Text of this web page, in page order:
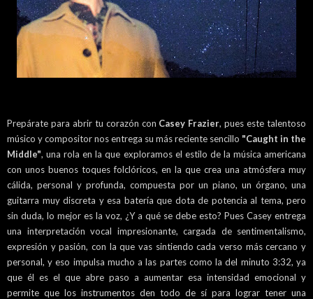
Prepárate para abrir tu corazón con Casey Frazier, pues este talentoso
músico y compositor nos entrega su más reciente sencillo "Caught in the
Middle", una rola en la que exploramos el estilo de la música americana
con unos buenos toques folclóricos, en la que crea una atmósfera muy
cálida, personal y profunda, compuesta por un piano, un órgano, una
guitarra muy discreta y esa batería que dota de potencia al tema, pero
sin duda, lo mejor es la voz, ¿Y a qué se debe esto? Pues Casey entrega
una interpretación vocal impresionante, cargada de sentimentalismo,
expresión y pasión, con la que vas sintiendo cada verso más cercano y
personal, y eso impulsa mucho a las partes como la del minuto 3:32, ya
que él es el que abre paso a aumentar esa intensidad emocional y
permite que los instrumentos den todo de sí para lograr tener una